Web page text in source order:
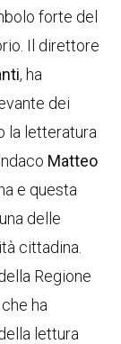
forte del
Il direttore
, ha
dei
la letteratura
Matteo
e questa
delle
cittadina.
Regione
che ha
lettura